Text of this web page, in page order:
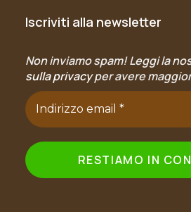
Iscriviti alla newsletter
Non inviamo spam! Leggi la
sulla privacyper avere